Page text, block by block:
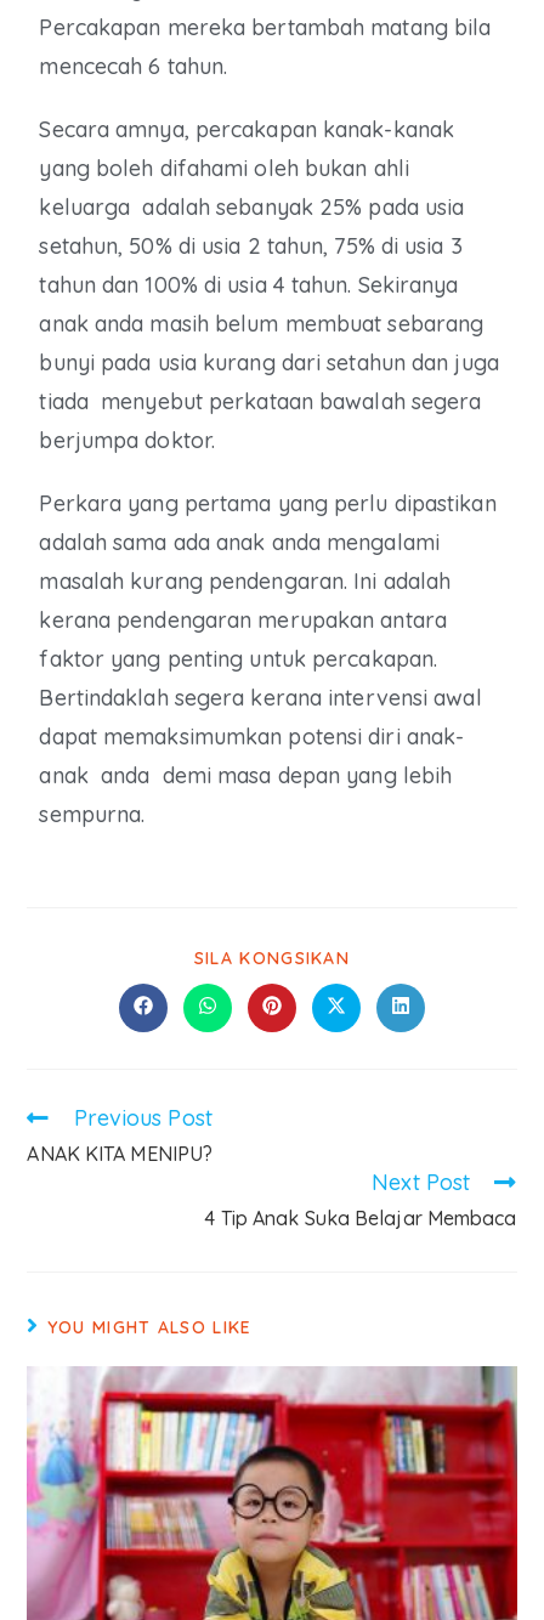
Percakapan mereka bertambah matang bila
mencecah 6 tahun.
Secara amnya, percakapan kanak-kanak
yang boleh difahami oleh bukan ahli
keluarga adalah sebanyak 25% pada usia
setahun, 50% di usia 2 tahun, 75% di usia 3
tahun dan 100% di usia 4 tahun. Sekiranya
anak anda masih belum membuat sebarang
bunyi pada usia kurang dari setahun dan juga
tiada menyebut perkataan bawalah segera
berjumpa doktor.
Perkara yang pertama yang perlu dipastikan
adalah sama ada anak anda mengalami
masalah kurang pendengaran. Ini adalah
kerana pendengaran merupakan antara
faktor yang penting untuk percakapan.
Bertindaklah segera kerana intervensi awal
dapat memaksimumkan potensi diri anak-
anak anda demi masa depan yang lebih
sempurna.
SILA KONGSIKAN
Previous Post
ANAK KITA MENIPU?
Next Post
4 Tip Anak Suka Belajar Membaca
YOU MIGHT ALSO LIKE